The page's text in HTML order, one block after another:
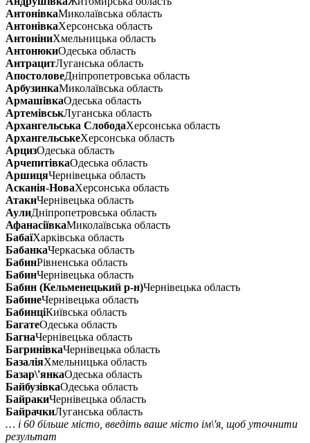
АнтонівкаМиколаївська область
АнтонівкаХерсонська область
АнтоніниХмельницька область
АнтонюкиОдеська область
АнтрацитЛуганська область
АпостоловеДніпропетровська область
АрбузинкаМиколаївська область
АрмашівкаОдеська область
АртемівськЛуганська область
Архангельська СлободаХерсонська область
АрхангельськеХерсонська область
АрцизОдеська область
АрчепитівкаОдеська область
АршицяЧернівецька область
Асканія-НоваХерсонська область
АтакиЧернівецька область
АулиДніпропетровська область
АфанасіївкаМиколаївська область
БабаїХарківська область
БабанкаЧеркаська область
БабинРівненська область
БабинЧернівецька область
Бабин (Кельменецький р-н)Чернівецька область
БабинеЧернівецька область
БабинціКиївська область
БагатеОдеська область
БагнаЧернівецька область
БагринівкаЧернівецька область
БазаліяХмельницька область
Базар\'янкаОдеська область
БайбузівкаОдеська область
БайракиЧернівецька область
БайрачкиЛуганська область
… і 60 більше місто, введіть ваше місто ім\'я, щоб уточнити
результат